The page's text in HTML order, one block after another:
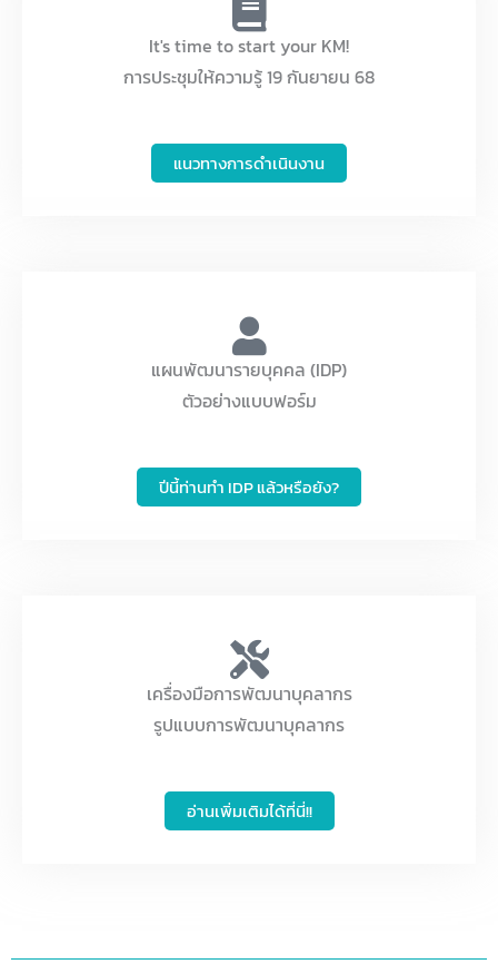
It's time to start your KM!
การประชุมให้ความรู้ 19 กันยายน 68
แนวทางการดำเนินงาน
แผนพัฒนารายบุคคล (IDP)
ตัวอย่างแบบฟอร์ม
ปีนี้ท่านทำ IDP แล้วหรือยัง?
เครื่องมือการพัฒนาบุคลากร
รูปแบบการพัฒนาบุคลากร
อ่านเพิ่มเติมได้ที่นี่!!